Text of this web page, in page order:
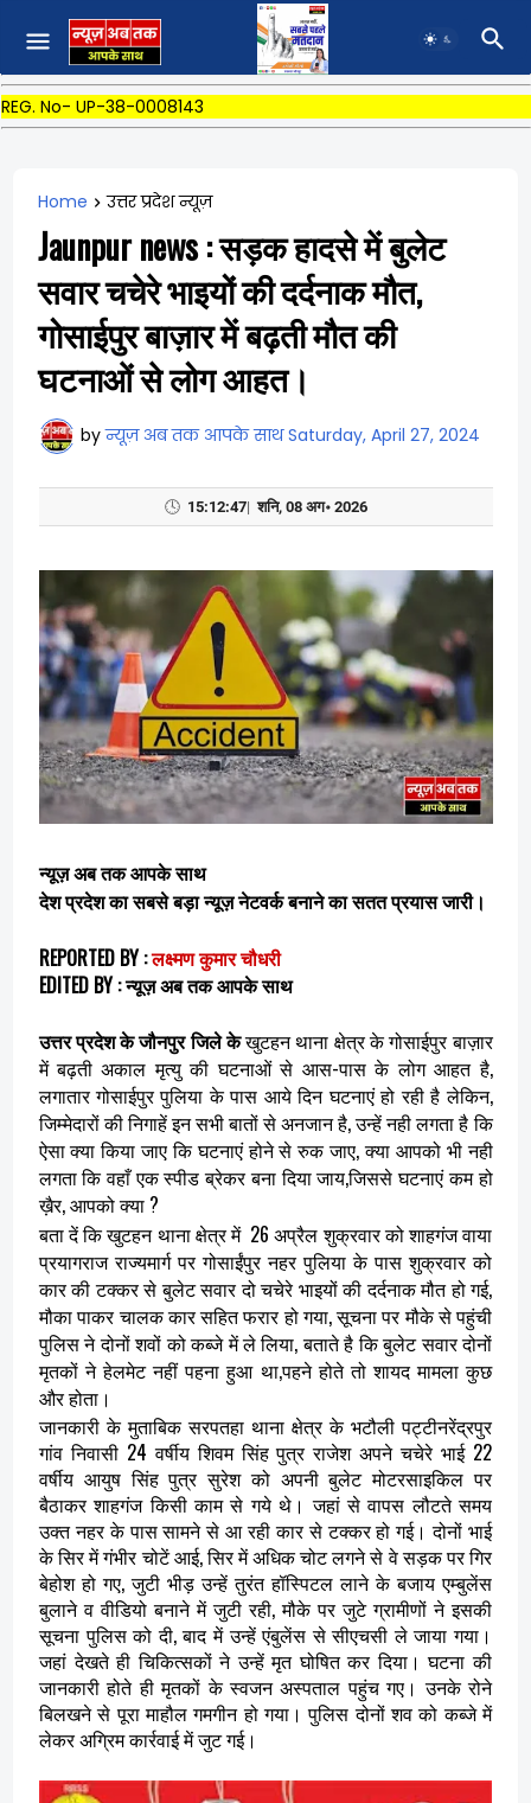
REG. No- UP-38-0008143
Home उत्तर प्रदेश न्यूज़
Jaunpur news : सड़क हादसे में बुलेट
सवार चचेरे भाइयों की दर्दनाक मौत,
गोसाईपुर बाज़ार में बढ़ती मौत की
घटनाओं से लोग आहत।
by न्यूज़ अब तक आपके साथ Saturday, April 27, 2024
🕓 15:12:48| शनि, 08 अग॰ 2026
न्यूज़ अब तक आपके साथ
देश प्रदेश का सबसे बड़ा न्यूज़ नेटवर्क बनाने का सतत प्रयास जारी।
REPORTED BY:लक्ष्मण कुमार चौधरी
EDITED BY:न्यूज़ अब तक आपके साथ
उत्तर प्रदेश के जौनपुर जिले केखुटहन थाना क्षेत्र के गोसाईपुर बाज़ार
में बढ़ती अकाल मृत्यु की घटनाओं से आस-पास के लोग आहत है,
लगातार गोसाईपुर पुलिया के पास आये दिन घटनाएं हो रही है लेकिन,
जिम्मेदारों की निगाहें इन सभी बातों से अनजान है, उन्हें नही लगता है कि
ऐसा क्या किया जाए कि घटनाएं होने से रुक जाए, क्या आपको भी नही
लगता कि वहाँ एक स्पीड ब्रेकर बना दिया जाय,जिससे घटनाएं कम हो
ख़ैर, आपको क्या ?
बता दें कि खुटहन थाना क्षेत्र में 26 अप्रैल शुक्रवार को शाहगंज वाया
प्रयागराज राज्यमार्ग पर गोसाईंपुर नहर पुलिया के पास शुक्रवार को
कार की टक्कर से बुलेट सवार दो चचेरे भाइयों की दर्दनाक मौत हो गई,
मौका पाकर चालक कार सहित फरार हो गया, सूचना पर मौके से पहुंची
पुलिस ने दोनों शवों को कब्जे में ले लिया, बताते है कि बुलेट सवार दोनों
मृतकों ने हेलमेट नहीं पहना हुआ था,पहने होते तो शायद मामला कुछ
और होता।
जानकारी के मुताबिक सरपतहा थाना क्षेत्र के भटौली पट्टीनरेंद्रपुर
गांव निवासी 24 वर्षीय शिवम सिंह पुत्र राजेश अपने चचेरे भाई 22
वर्षीय आयुष सिंह पुत्र सुरेश को अपनी बुलेट मोटरसाइकिल पर
बैठाकर शाहगंज किसी काम से गये थे। जहां से वापस लौटते समय
उक्त नहर के पास सामने से आ रही कार से टक्कर हो गई। दोनों भाई
के सिर में गंभीर चोटें आई, सिर में अधिक चोट लगने से वे सड़क पर गिर
बेहोश हो गए, जुटी भीड़ उन्हें तुरंत हॉस्पिटल लाने के बजाय एम्बुलेंस
बुलाने व वीडियो बनाने में जुटी रही, मौके पर जुटे ग्रामीणों ने इसकी
सूचना पुलिस को दी, बाद में उन्हें एंबुलेंस से सीएचसी ले जाया गया।
जहां देखते ही चिकित्सकों ने उन्हें मृत घोषित कर दिया। घटना की
जानकारी होते ही मृतकों के स्वजन अस्पताल पहुंच गए। उनके रोने
बिलखने से पूरा माहौल गमगीन हो गया। पुलिस दोनों शव को कब्जे में
लेकर अग्रिम कार्रवाई में जुट गई।